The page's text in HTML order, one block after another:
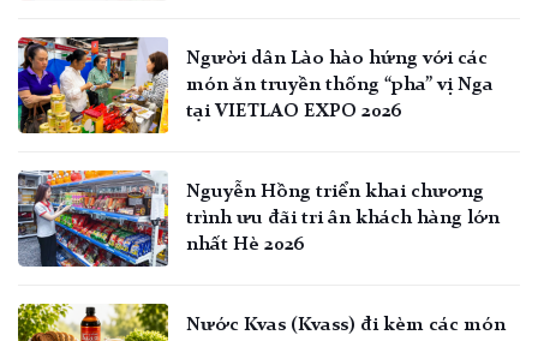
Người dân Lào hào hứng với các
món ăn truyền thống “pha” vị Nga
tại VIETLAO EXPO 2026
Nguyễn Hồng triển khai chương
trình ưu đãi tri ân khách hàng lớn
nhất Hè 2026
Nước Kvas (Kvass) đi kèm các món